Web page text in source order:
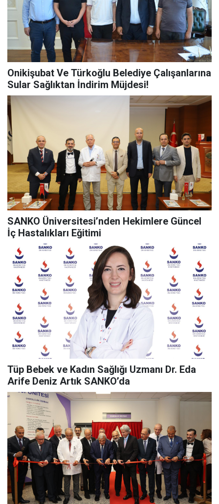
Onikişubat Ve Türkoğlu Belediye Çalışanlarına
Sular Sağlıktan İndirim Müjdesi!
SANKO Üniversitesi’nden Hekimlere Güncel
İç Hastalıkları Eğitimi
Tüp Bebek ve Kadın Sağlığı Uzmanı Dr. Eda
Arife Deniz Artık SANKO’da